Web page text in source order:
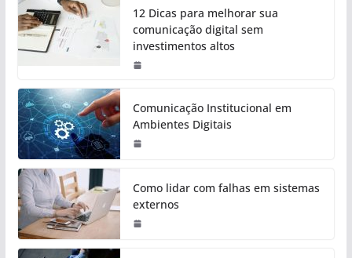
12 Dicas para melhorar sua
comunicação digital sem
investimentos altos
Comunicação Institucional em
Ambientes Digitais
Como lidar com falhas em sistemas
externos